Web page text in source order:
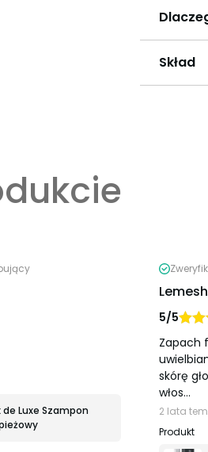
Skład
de Luxe Szampon
5
5/5
Zapach
skórę
włos…
2 lata